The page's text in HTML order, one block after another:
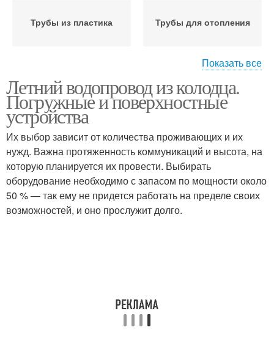
Трубы из пластика Трубы для отопления
Трубы для
водопровода
Пластиковые трубы
Трубы в дюймах Водопроводные трубы
Показать все
Летний водопровод из колодца.
Погружные и поверхностные
устройства
Их выбор зависит от количества проживающих и их
нужд. Важна протяженность коммуникаций и высота, на
которую планируется их провести. Выбирать
оборудование необходимо с запасом по мощности около
50 % — так ему не придется работать на пределе своих
возможностей, и оно прослужит долго.